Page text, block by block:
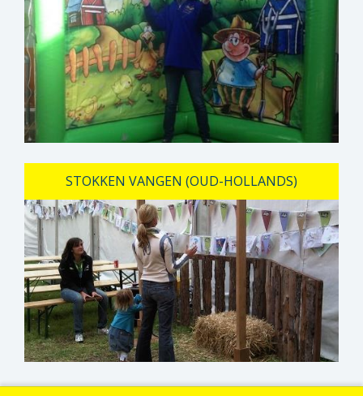
STOKKEN VANGEN (OUD-HOLLANDS)